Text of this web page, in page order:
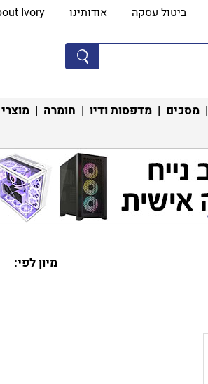
ביטול עסקה אודותינו Ivory
| מסכים | מדפסות ודיו | חומרה |
מיון לפי: